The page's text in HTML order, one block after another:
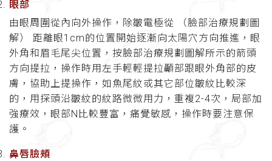
眼部
由眼周圍從內向外操作，除皺電極從 （臉部治療規劃圖
解） 距離眼1cm的位置開始逐漸向太陽穴方向推進，眼
外角和眉毛尾尖位置，按臉部治療規劃圖解所示的箭頭
方向提拉，操作時用左手輕輕提拉顳部跟眼外角部的皮
膚，協助上提操作，如魚尾紋或其它部位皺紋比較深
的，用探頭沿皺紋的紋路微微用力，重複2-4次，局部加
強療效，眼部N比較豐富，痛覺敏感，操作時要注意保
護。
鼻唇臉頰